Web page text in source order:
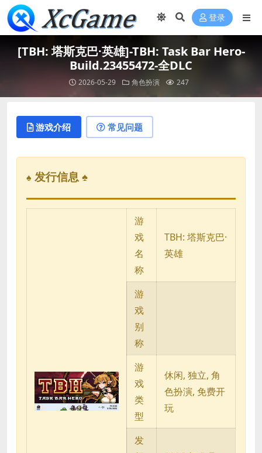
登录
[TBH: 塔斯克巴·英雄]-TBH: Task Bar Hero-
Build.23455472-全DLC
2026-05-29 角色扮演 247
游戏介绍 常见问题
♠ 发行信息 ♠
游
戏
名
称
TBH: 塔斯克巴·
英雄
游
戏
别
称
游
戏
类
型
休闲, 独立, 角
色扮演, 免费开
玩
发